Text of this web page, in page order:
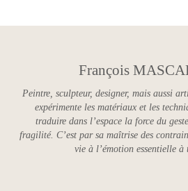
François
Peintre, sculpteur, designer, mais aussi
expérimente les matériaux et les
traduire dans l’espace la force du
fragilité. C’est par sa maîtrise des
vie à l’émotion essentielle à